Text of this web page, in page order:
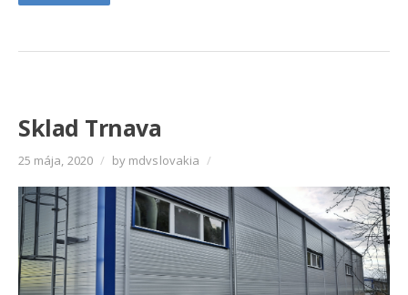
Sklad Trnava
25 mája, 2020 / by mdvslovakia /